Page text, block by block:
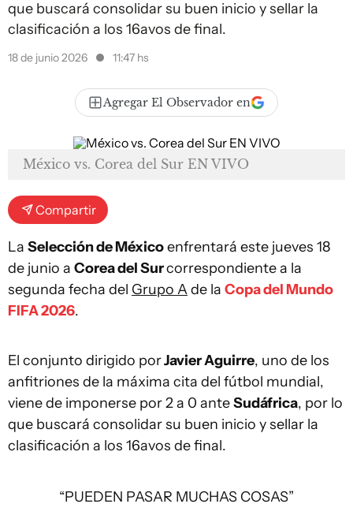
que buscará consolidar su buen inicio y sellar la
clasificación a los 16avos de final.
18 de junio 2026 11:47 hs
Agregar El Observador en
México vs. Corea del Sur EN VIVO
Compartir
La Selección de Méxicoenfrentará este jueves 18
de junio a Corea del Surcorrespondiente a la
segunda fecha del Grupo Ade la Copa del Mundo
FIFA 2026.
El conjunto dirigido porJavier Aguirre, uno de los
anfitriones de la máxima cita del fútbol mundial,
viene de imponerse por 2 a 0 anteSudáfrica, por lo
que buscará consolidar su buen inicio y sellar la
clasificación a los 16avos de final.
“PUEDEN PASAR MUCHAS COSAS”